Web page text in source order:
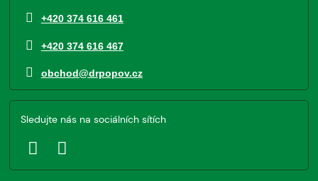
+420 374 616 461
+420 374 616 467
obchod@drpopov.cz
Sledujte nás na sociálních sítích